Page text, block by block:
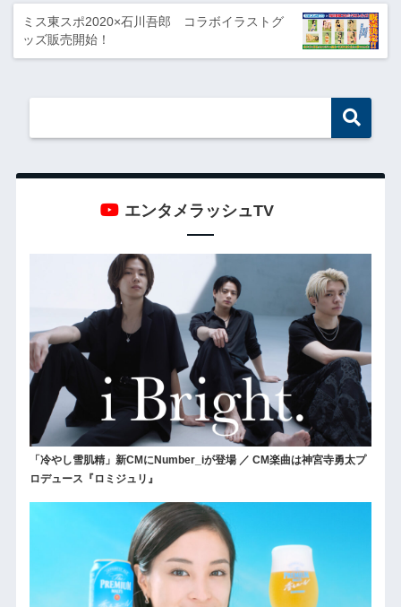
ミス東スポ2020×石川吾郎 コラボイラストグ
ッズ販売開始！
エンタメラッシュTV
「冷やし雪肌精」新CMにNumber_iが登場 ／ CM楽曲は神宮寺勇太プ
ロデュース『ロミジュリ』